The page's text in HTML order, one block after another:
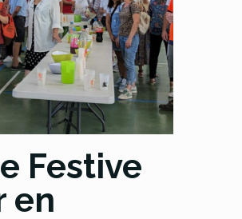
Festive
en